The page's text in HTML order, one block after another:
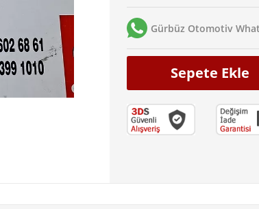
Gürbüz Otomotiv
Sepete Ekle